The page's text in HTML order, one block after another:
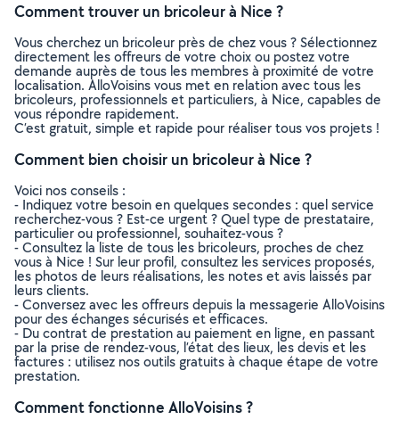
Comment trouver un bricoleur à Nice ?
Vous cherchez un bricoleur près de chez vous ? Sélectionnez
directement les offreurs de votre choix ou postez votre
demande auprès de tous les membres à proximité de votre
localisation. AlloVoisins vous met en relation avec tous les
bricoleurs, professionnels et particuliers, à Nice, capables de
vous répondre rapidement.
C’est gratuit, simple et rapide pour réaliser tous vos projets !
Comment bien choisir un bricoleur à Nice ?
Voici nos conseils :
- Indiquez votre besoin en quelques secondes : quel service
recherchez-vous ? Est-ce urgent ? Quel type de prestataire,
particulier ou professionnel, souhaitez-vous ?
- Consultez la liste de tous les bricoleurs, proches de chez
vous à Nice ! Sur leur profil, consultez les services proposés,
les photos de leurs réalisations, les notes et avis laissés par
leurs clients.
- Conversez avec les offreurs depuis la messagerie AlloVoisins
pour des échanges sécurisés et efficaces.
- Du contrat de prestation au paiement en ligne, en passant
par la prise de rendez-vous, l’état des lieux, les devis et les
factures : utilisez nos outils gratuits à chaque étape de votre
prestation.
Comment fonctionne AlloVoisins ?